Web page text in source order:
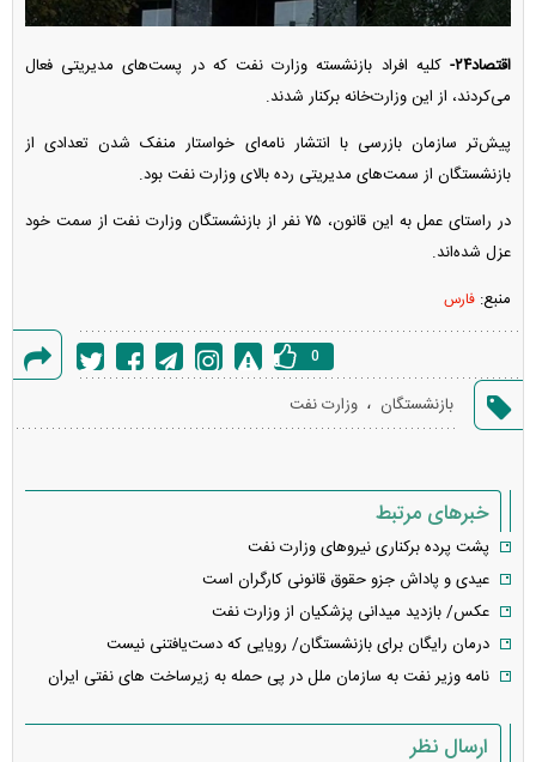
اقتصاد۲۴-
کلیه افراد بازنشسته وزارت نفت که در پست‌های مدیریتی فعال
می‌کردند، از این وزارت‌خانه برکنار شدند.
پیش‌تر سازمان بازرسی با انتشار نامه‌ای خواستار منفک شدن تعدادی از
بازنشستگان از سمت‌های مدیریتی رده بالای وزارت نفت بود.
در راستای عمل به این قانون، ۷۵ نفر از بازنشستگان وزارت نفت از سمت خود
عزل شده‌اند.
منبع: فارس
خطا
0
بازنشستگان ، وزارت نفت
خبرهای مرتبط
پشت پرده برکناری نیروهای وزارت نفت
عیدی و پاداش جزو حقوق قانونی کارگران است
عکس/ بازدید میدانی پزشکیان از وزارت نفت
درمان رایگان برای بازنشستگان/ رویایی که دست‌یافتنی نیست
نامه وزیر نفت به سازمان ملل در پی حمله به زیرساخت های نفتی ایران
ارسال نظر